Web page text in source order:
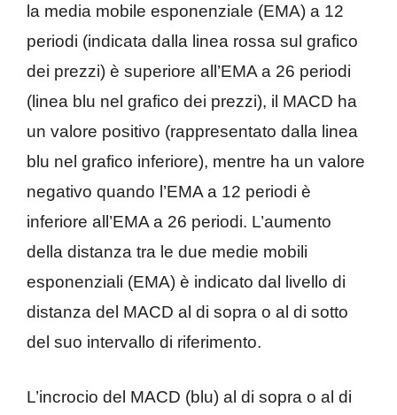
la media mobile esponenziale (EMA) a 12
periodi (indicata dalla linea rossa sul grafico
dei prezzi) è superiore all’EMA a 26 periodi
(linea blu nel grafico dei prezzi), il MACD ha
un valore positivo (rappresentato dalla linea
blu nel grafico inferiore), mentre ha un valore
negativo quando l’EMA a 12 periodi è
inferiore all’EMA a 26 periodi. L’aumento
della distanza tra le due medie mobili
esponenziali (EMA) è indicato dal livello di
distanza del MACD al di sopra o al di sotto
del suo intervallo di riferimento.
L’incrocio del MACD (blu) al di sopra o al di